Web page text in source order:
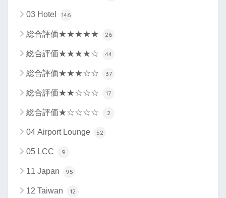
03 Hotel 146
総合評価★★★★★ 26
総合評価★★★★☆ 44
総合評価★★★☆☆ 37
総合評価★★☆☆☆ 17
総合評価★☆☆☆☆ 2
04 Airport Lounge 52
05 LCC 9
11 Japan 95
12 Taiwan 12